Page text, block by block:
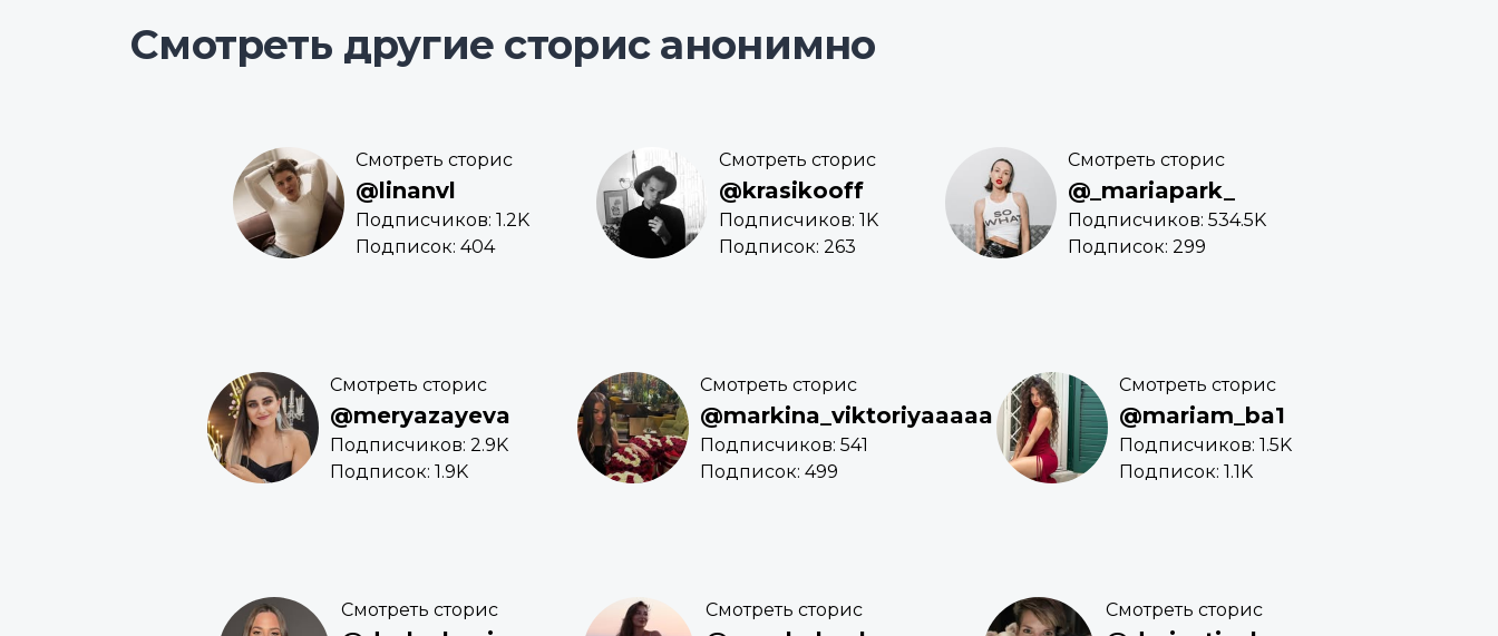
Смотреть другие сторис анонимно
Смотреть сторис
@linanvl
Подписчиков: 1.2K
Подписок: 404
Смотреть сторис
@krasikooff
Подписчиков: 1K
Подписок: 263
Смотреть сторис
@_mariapark_
Подписчиков: 534.5K
Подписок: 299
Смотреть сторис
@meryazayeva
Подписчиков: 2.9K
Подписок: 1.9K
Смотреть сторис
@markina_viktoriyaaaaa
Подписчиков: 541
Подписок: 499
Смотреть сторис
@mariam_ba1
Подписчиков: 1.5K
Подписок: 1.1K
Смотреть сторис Смотреть сторис Смотреть сторис